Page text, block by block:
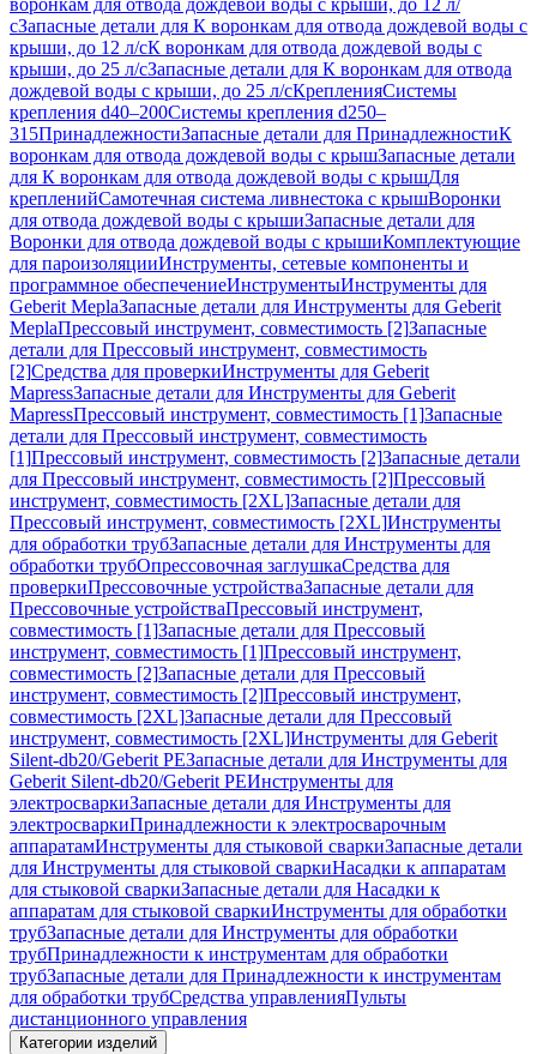
воронкам для отвода дождевой воды с крыши, до 12 л/
сЗапасные детали для К воронкам для отвода дождевой воды с
крыши, до 12 л/сК воронкам для отвода дождевой воды с
крыши, до 25 л/сЗапасные детали для К воронкам для отвода
дождевой воды с крыши, до 25 л/сКрепленияСистемы
крепления d40–200Системы крепления d250–
315ПринадлежностиЗапасные детали для ПринадлежностиК
воронкам для отвода дождевой воды с крышЗапасные детали
для К воронкам для отвода дождевой воды с крышДля
крепленийСамотечная система ливнестока с крышВоронки
для отвода дождевой воды с крышиЗапасные детали для
Воронки для отвода дождевой воды с крышиКомплектующие
для пароизоляцииИнструменты, сетевые компоненты и
программное обеспечениеИнструментыИнструменты для
Geberit MeplaЗапасные детали для Инструменты для Geberit
MeplaПрессовый инструмент, совместимость [2]Запасные
детали для Прессовый инструмент, совместимость
[2]Средства для проверкиИнструменты для Geberit
MapressЗапасные детали для Инструменты для Geberit
MapressПрессовый инструмент, совместимость [1]Запасные
детали для Прессовый инструмент, совместимость
[1]Прессовый инструмент, совместимость [2]Запасные детали
для Прессовый инструмент, совместимость [2]Прессовый
инструмент, совместимость [2XL]Запасные детали для
Прессовый инструмент, совместимость [2XL]Инструменты
для обработки трубЗапасные детали для Инструменты для
обработки трубОпрессовочная заглушкаСредства для
проверкиПрессовочные устройстваЗапасные детали для
Прессовочные устройстваПрессовый инструмент,
совместимость [1]Запасные детали для Прессовый
инструмент, совместимость [1]Прессовый инструмент,
совместимость [2]Запасные детали для Прессовый
инструмент, совместимость [2]Прессовый инструмент,
совместимость [2XL]Запасные детали для Прессовый
инструмент, совместимость [2XL]Инструменты для Geberit
Silent-db20/Geberit PEЗапасные детали для Инструменты для
Geberit Silent-db20/Geberit PEИнструменты для
электросваркиЗапасные детали для Инструменты для
электросваркиПринадлежности к электросварочным
аппаратамИнструменты для стыковой сваркиЗапасные детали
для Инструменты для стыковой сваркиНасадки к аппаратам
для стыковой сваркиЗапасные детали для Насадки к
аппаратам для стыковой сваркиИнструменты для обработки
трубЗапасные детали для Инструменты для обработки
трубПринадлежности к инструментам для обработки
трубЗапасные детали для Принадлежности к инструментам
для обработки трубСредства управленияПульты
дистанционного управления
Категории изделий